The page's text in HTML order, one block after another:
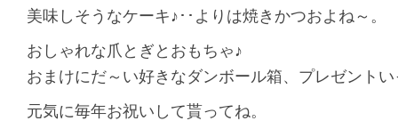
美味しそうなケーキ♪･･よりは焼きかつおよね～。
おしゃれな爪とぎとおもちゃ♪
おまけにだ～い好きなダンボール箱、プレゼント
元気に毎年お祝いして貰ってね。